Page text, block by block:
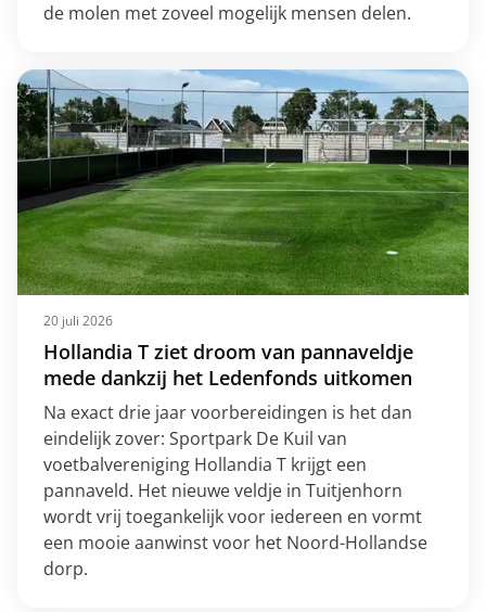
de molen met zoveel mogelijk mensen delen.
Hollandia T ziet droom van pannaveldje
mede dankzij het Ledenfonds uitkomen
20 juli 2026
Na exact drie jaar voorbereidingen is het dan
eindelijk zover: Sportpark De Kuil van
voetbalvereniging Hollandia T krijgt een
pannaveld. Het nieuwe veldje in Tuitjenhorn
wordt vrij toegankelijk voor iedereen en vormt
een mooie aanwinst voor het Noord-Hollandse
dorp.